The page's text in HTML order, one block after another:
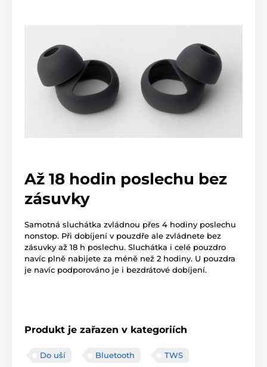
Až 18 hodin poslechu bez
zásuvky
Samotná sluchátka zvládnou přes 4 hodiny poslechu
nonstop. Při dobíjení v pouzdře ale zvládnete bez
zásuvky až 18 h poslechu. Sluchátka i celé pouzdro
navíc plně nabijete za méně než 2 hodiny. U pouzdra
je navíc podporováno je i bezdrátové dobíjení.
Produkt je zařazen v kategoriích
Do uší Bluetooth TWS